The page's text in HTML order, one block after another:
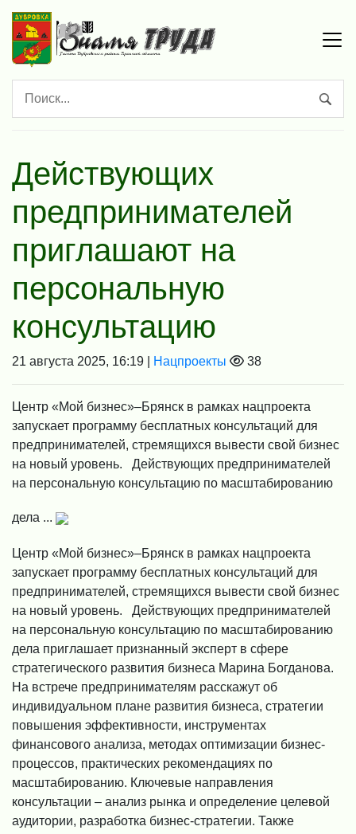
Действующих
предпринимателей
приглашают на
персональную
консультацию
21 августа 2025, 16:19 | Нацпроекты 38
Центр «Мой бизнес»–Брянск в рамках нацпроекта
запускает программу бесплатных консультаций для
предпринимателей, стремящихся вывести свой бизнес
на новый уровень. Действующих предпринимателей
на персональную консультацию по масштабированию
дела ...
Центр «Мой бизнес»–Брянск в рамках нацпроекта
запускает программу бесплатных консультаций для
предпринимателей, стремящихся вывести свой бизнес
на новый уровень. Действующих предпринимателей
на персональную консультацию по масштабированию
дела приглашает признанный эксперт в сфере
стратегического развития бизнеса Марина Богданова.
На встрече предпринимателям расскажут об
индивидуальном плане развития бизнеса, стратегии
повышения эффективности, инструментах
финансового анализа, методах оптимизации бизнес-
процессов, практических рекомендациях по
масштабированию. Ключевые направления
консультации – анализ рынка и определение целевой
аудитории, разработка бизнес-стратегии. Также